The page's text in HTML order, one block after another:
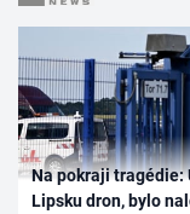
Na pokraji tragédie:
Lipsku dron, bylo